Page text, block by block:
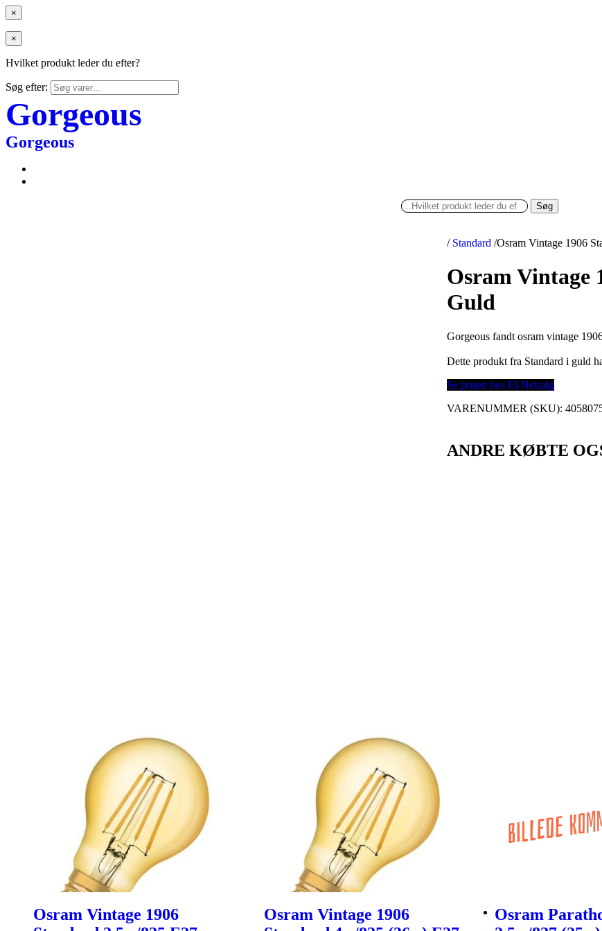
×
×
Hvilket produkt leder du efter?
Søg efter:
Gorgeous
Gorgeous
Søg
/ Standard /Osram Vintage 1906
Osram Vintage
Guld
Gorgeous fandt osram vintage
Dette produkt fra Standard i guld
Se prisen hos El-Netsalg
VARENUMMER (SKU):
ANDRE KØBTE
Osram Vintage 1906
Osram Vintage 1906
Osram